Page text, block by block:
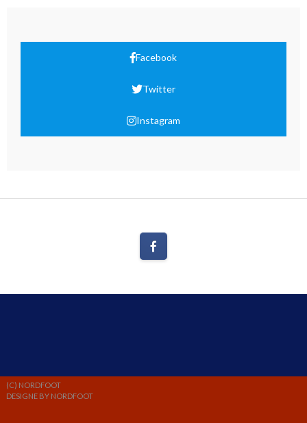
Facebook
Twitter
Instagram
(C) NORDFOOT
DESIGNE BY NORDFOOT